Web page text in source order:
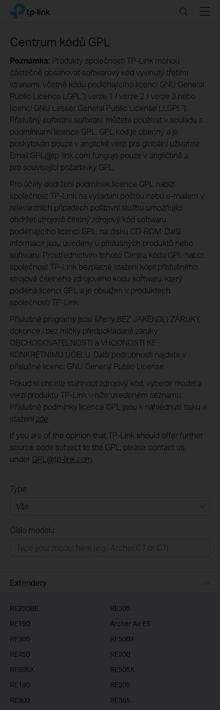
Click
navigation
TP-Link, Reliably Smart SearchMenu
Centrum kódů GPL
Poznámka: Produkty společnosti TP-Link mohou
částečně obsahovat softwarový kód vyvinutý třetími
stranami, včetně kódu podléhajícího licenci GNU General
Public Licence („GPL“) verze 1 / verze 2 / verze 3 nebo
licenci GNU Lesser General Public License („LGPL“).
Příslušný software software můžete používat v souladu s
podmínkami licence GPL. GPL kód je obecný a je
poskytován pouze v anglické verzi pro globální uživatele.
Email GPL@tp-link.com funguje pouze v angličtině a
pro související požadavky GPL.
Pro účely dodržení podmínek licence GPL nabízí
společnost TP-Link na vyžádání poštou nebo e-mailem v
relevantních případech poštovní službu umožňující
obdržet strojově čitelný zdrojový kód softwaru
podléhajícího licenci GPL, na disku CD-ROM. Další
informace jsou uvedeny u příslušných produktů nebo
softwaru. Prostřednictvím tohoto Centra kódu GPL nabízí
společnost TP-Link bezplatné stažení kopií příslušného
strojově čitelného zdrojového kódu softwaru, který
podléhá licenci GPL a je obsažen v produktech
společnosti TP-Link.
Příslušné programy jsou šířeny BEZ JAKÉKOLI ZÁRUKY,
dokonce i bez mlčky předpokládané záruky
OBCHODOVATELNOSTI a VHODNOSTI KE
KONKRÉTNÍMU ÚČELU. Další podrobnosti najdete v
příslušné licenci GNU General Public License.
Pokud si chcete stáhnout zdrojový kód, vyberte model a
verzi produktu TP-Link v níže uvedeném seznamu.
Příslušné podmínky licence GPL jsou k nahlédnutí, tisku a
staženízde
If you are of the opinion that TP-Link should offer further
source code subject to the GPL, please contact us
under GPL@tp-link.com
Type:
Business
Číslo modelu:
Extendery
RE220BE
RE305
RE190
Archer Air E5
RE305
RE500X
RE450
RE200
RE605X
RE505X
RE190
RE205
RE300
RE365